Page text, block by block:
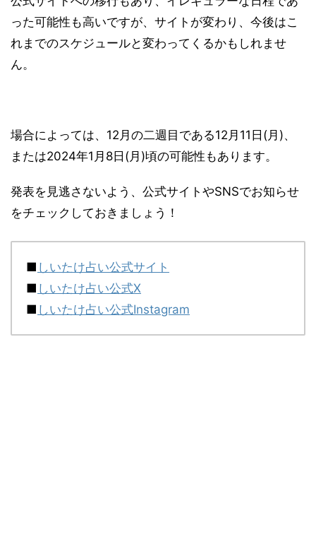
った可能性も高いですが、サイトが変わり、今後はこ
れまでのスケジュールと変わってくるかもしれませ
ん。
場合によっては、12月の二週目である12月11日(月)、
または2024年1月8日(月)頃の可能性もあります。
発表を見逃さないよう、公式サイトやSNSでお知らせ
をチェックしておきましょう！
■ しいたけ占い公式サイト
■ しいたけ占い公式X
■ しいたけ占い公式Instagram